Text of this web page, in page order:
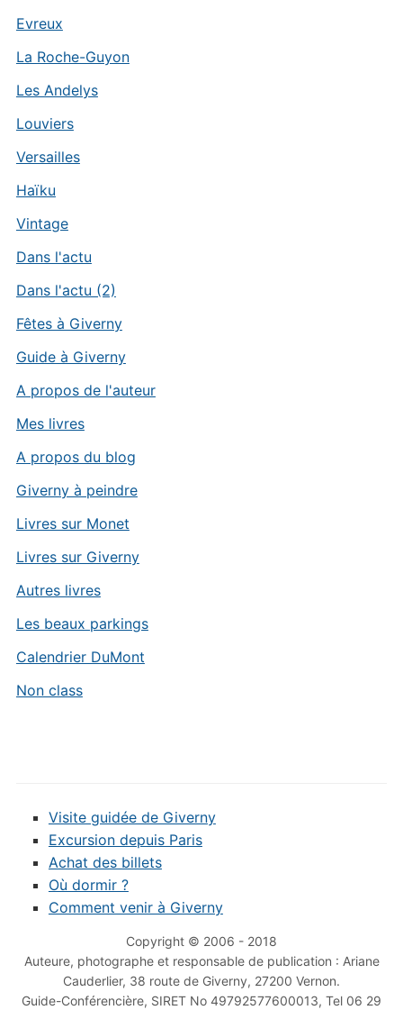
Evreux
La Roche-Guyon
Les Andelys
Louviers
Versailles
Haïku
Vintage
Dans l'actu
Dans l'actu (2)
Fêtes à Giverny
Guide à Giverny
A propos de l'auteur
Mes livres
A propos du blog
Giverny à peindre
Livres sur Monet
Livres sur Giverny
Autres livres
Les beaux parkings
Calendrier DuMont
Non class
Visite guidée de Giverny
Excursion depuis Paris
Achat des billets
Où dormir ?
Comment venir à Giverny
Copyright © 2006 - 2018
Auteure, photographe et responsable de publication : Ariane
Cauderlier, 38 route de Giverny, 27200 Vernon.
Guide-Conférencière, SIRET No 49792577600013, Tel 06 29